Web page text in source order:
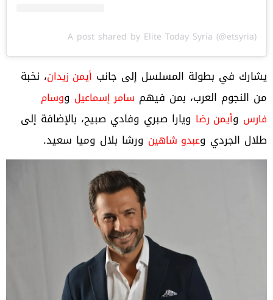
A post shared by Elite Today Syria (@etsyria)
يشارك في بطولة المسلسل إلى جانب أيمن زيدان، نخبة
من النجوم العرب، بمن فيهم سامر إسماعيل ووسام
فارس وأيمن رضا ويارا صبري وفادي صبيح، بالإضافة إلى
طلال الجردي وعبدو شاهين ورشا بلال وميا سعيد.